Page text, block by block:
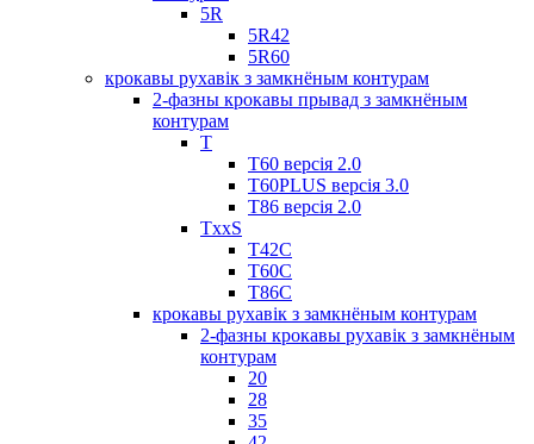
5R
5R42
5R60
крокавы рухавік з замкнёным контурам
2-фазны крокавы прывад з замкнёным
контурам
T
Т60 версія 2.0
T60PLUS версія 3.0
Т86 версія 2.0
TxxS
Т42С
Т60С
Т86С
крокавы рухавік з замкнёным контурам
2-фазны крокавы рухавік з замкнёным
контурам
20
28
35